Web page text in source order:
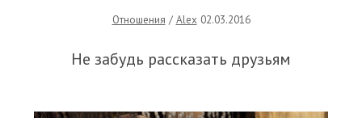
Отношения / Alex 02.03.2016
Не забудь рассказать друзьям